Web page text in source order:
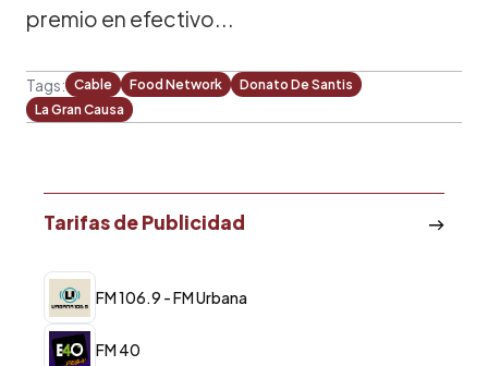
premio en efectivo...
Tags: Cable Food Network
Donato De Santis
La Gran Causa
Tarifas de Publicidad
FM 106.9 - FM Urbana
FM 40